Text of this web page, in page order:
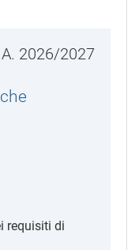
2026/2027
requisiti di